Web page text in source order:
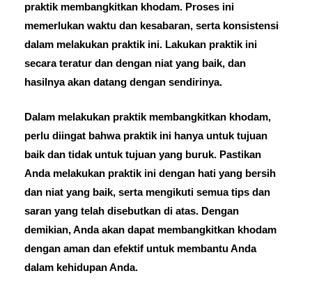
praktik membangkitkan khodam. Proses ini
memerlukan waktu dan kesabaran, serta konsistensi
dalam melakukan praktik ini. Lakukan praktik ini
secara teratur dan dengan niat yang baik, dan
hasilnya akan datang dengan sendirinya.
Dalam melakukan praktik membangkitkan khodam,
perlu diingat bahwa praktik ini hanya untuk tujuan
baik dan tidak untuk tujuan yang buruk. Pastikan
Anda melakukan praktik ini dengan hati yang bersih
dan niat yang baik, serta mengikuti semua tips dan
saran yang telah disebutkan di atas. Dengan
demikian, Anda akan dapat membangkitkan khodam
dengan aman dan efektif untuk membantu Anda
dalam kehidupan Anda.